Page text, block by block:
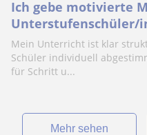
Ich gebe motivierte
Unterstufenschüler/
Stoff verständlich,
Mein Unterricht ist klar
Schüler individuell
für Schritt u...
Mehr sehen